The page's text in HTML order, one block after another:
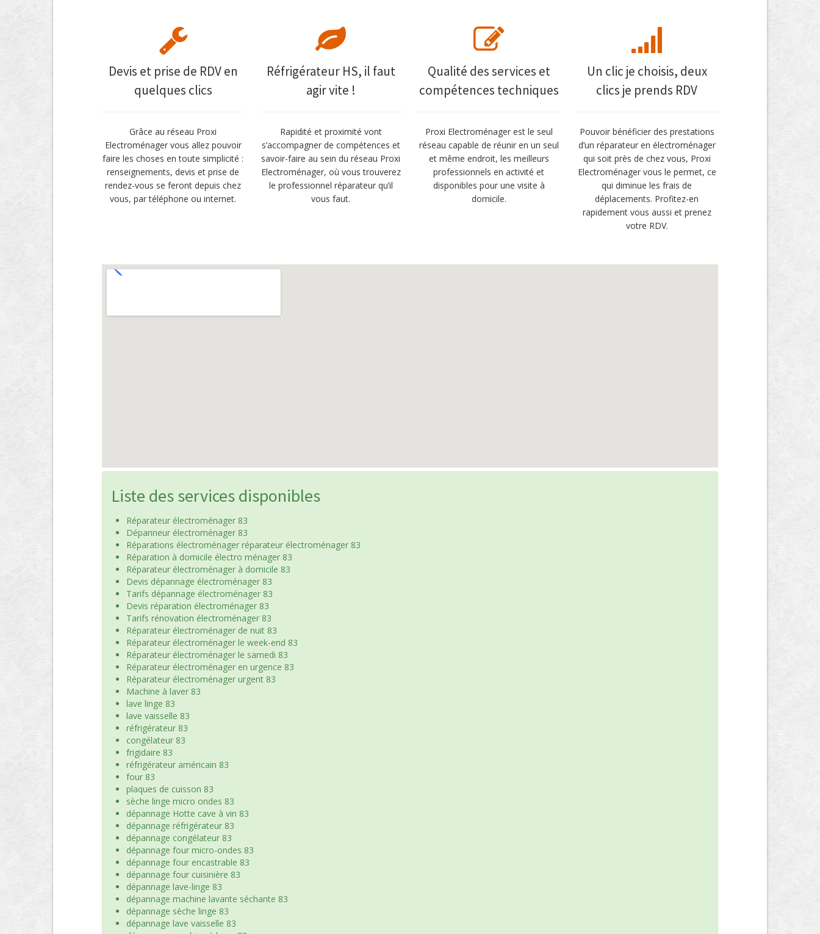
Devis et prise de RDV en
quelques clics
Grâce au réseau Proxi
Electroménager vous allez pouvoir
faire les choses en toute simplicité :
renseignements, devis et prise de
rendez-vous se feront depuis chez
vous, par téléphone ou internet.
Réfrigérateur HS, il faut
agir vite !
Rapidité et proximité vont
s’accompagner de compétences et
savoir-faire au sein du réseau Proxi
Electroménager, où vous trouverez
le professionnel réparateur qu’il
vous faut.
Qualité des services et
compétences techniques
Proxi Electroménager est le seul
réseau capable de réunir en un seul
et même endroit, les meilleurs
professionnels en activité et
disponibles pour une visite à
domicile.
Un clic je choisis, deux
clics je prends RDV
Pouvoir bénéficier des prestations
d’un réparateur en électroménager
qui soit près de chez vous, Proxi
Electroménager vous le permet, ce
qui diminue les frais de
déplacements. Profitez-en
rapidement vous aussi et prenez
votre RDV.
Liste des services disponibles
Réparateur électroménager 83
Dépanneur électroménager 83
Réparations électroménager réparateur électroménager 83
Réparation à domicile électro ménager 83
Réparateur électroménager à domicile 83
Devis dépannage électroménager 83
Tarifs dépannage électroménager 83
Devis réparation électroménager 83
Tarifs rénovation électroménager 83
Réparateur électroménager de nuit 83
Réparateur électroménager le week-end 83
Réparateur électroménager le samedi 83
Réparateur électroménager en urgence 83
Réparateur électroménager urgent 83
Machine à laver 83
lave linge 83
lave vaisselle 83
réfrigérateur 83
congélateur 83
frigidaire 83
réfrigérateur américain 83
four 83
plaques de cuisson 83
sèche linge micro ondes 83
dépannage Hotte cave à vin 83
dépannage réfrigérateur 83
dépannage congélateur 83
dépannage four micro-ondes 83
dépannage four encastrable 83
dépannage four cuisinière 83
dépannage lave-linge 83
dépannage machine lavante séchante 83
dépannage sèche linge 83
dépannage lave vaisselle 83